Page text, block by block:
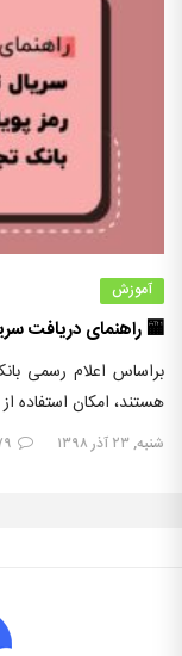
آموزش
🏧 راهنمای دریافت
هستند، امکان استفاده
شنبه, ۲۳ آذر ۱۳۹۸